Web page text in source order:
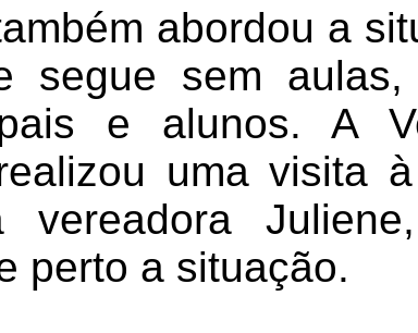
abordou a
segue sem aulas,
e alunos. A
uma visita
perto a situação.